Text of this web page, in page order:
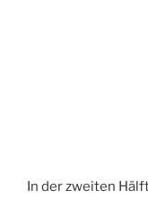
In der zweiten